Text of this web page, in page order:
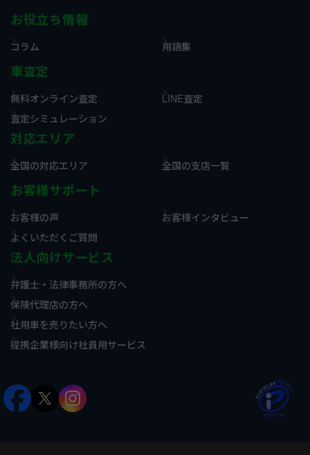
お役立ち情報
コラム 用語集
車査定
無料オンライン査定
LINE査定
査定シミュレーション
対応エリア
全国の対応エリア 全国の支店一覧
お客様サポート
お客様の声
お客様インタビュー
よくいただくご質問
法人向けサービス
弁護士・法律事務所の方へ
保険代理店の方へ
社用車を売りたい方へ
提携企業様向け社員用サービス